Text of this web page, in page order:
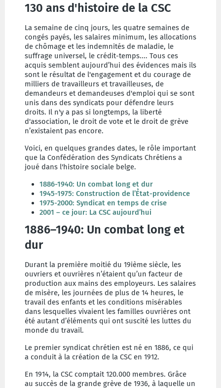
130 ans d'histoire de la CSC
La semaine de cinq jours, les quatre semaines de
congés payés, les salaires minimum, les allocations
de chômage et les indemnités de maladie, le
suffrage universel, le crédit-temps.... Tous ces
acquis semblent aujourd’hui des évidences mais ils
sont le résultat de l'engagement et du courage de
milliers de travailleurs et travailleuses, de
demandeurs et demandeuses d'emploi qui se sont
unis dans des syndicats pour défendre leurs
droits. Il n'y a pas si longtemps, la liberté
d'association, le droit de vote et le droit de grève
n’existaient pas encore.
Voici, en quelques grandes dates, le rôle important
que la Confédération des Syndicats Chrétiens a
joué dans l'histoire sociale belge.
1886-1940: Un combat long et dur
1945-1975: Construction de l’Ẻtat-providence
1975-2000: Syndicat en temps de crise
2001 – ce jour: La CSC aujourd’hui
1886–1940: Un combat long et
dur
Durant la première moitié du 19ième siècle, les
ouvriers et ouvrières n’étaient qu’un facteur de
production aux mains des employeurs. Les salaires
de misère, les journées de plus de 14 heures, le
travail des enfants et les conditions misérables
dans lesquelles vivaient les familles ouvrières ont
été autant d’éléments qui ont suscité les luttes du
monde du travail.
Le premier syndicat chrétien est né en 1886, ce qui
a conduit à la création de la CSC en 1912.
En 1914, la CSC comptait 120.000 membres. Grâce
au succès de la grande grève de 1936, à laquelle un